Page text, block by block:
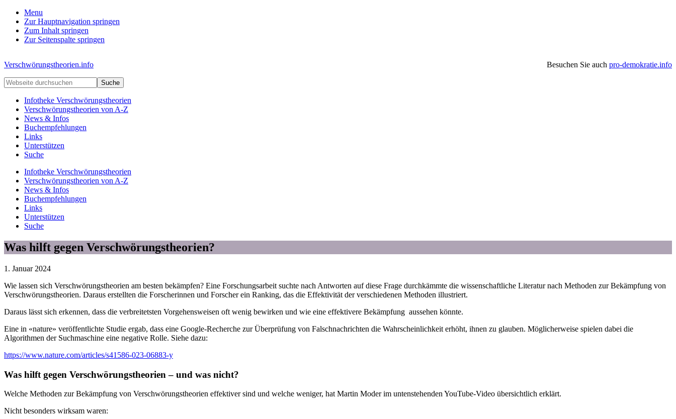
Menu
Zur Hauptnavigation springen
Zum Inhalt springen
Zur Seitenspalte springen
Verschwörungstheorien.info
Beiträge
zu
Merkmalen,
Funktionen
Risiken
konspirationistischen
Denkens
Kopfzeile
rechts
Besuchen Sie auch pro-demokratie.info
Webseite
durchsuchen
Infotheke Verschwörungstheorien
Verschwörungstheorien von A-Z
News & Infos
Buchempfehlungen
Links
Unterstützen
Suche
Infotheke Verschwörungstheorien
Verschwörungstheorien von A-Z
News & Infos
Buchempfehlungen
Links
Unterstützen
Suche
Was hilft gegen Verschwörungstheorien?
1. Januar 2024
Wie lassen sich Verschwörungstheorien am besten bekämpfen? Eine Forschungsarbeit suchte nach Antworten auf diese Frage durchkämmte die wissenschaftliche Literatur nach Methoden zur Bekämpfung von
Verschwörungstheorien. Daraus erstellten die Forscherinnen und Forscher ein Ranking, das die Effektivität der verschiedenen Methoden illustriert.
Daraus lässt sich erkennen, dass die verbreitetsten Vorgehensweisen oft wenig bewirken und wie eine effektivere Bekämpfung aussehen könnte.
Eine in «nature» veröffentlichte Studie ergab, dass eine Google-Recherche zur Überprüfung von Falschnachrichten die Wahrscheinlichkeit erhöht, ihnen zu glauben. Möglicherweise spielen dabei die
Algorithmen der Suchmaschine eine negative Rolle. Siehe dazu:
https://www.nature.com/articles/s41586-023-06883-y
Was hilft gegen Verschwörungstheorien – und was nicht?
Welche Methoden zur Bekämpfung von Verschwörungstheorien effektiver sind und welche weniger, hat Martin Moder im untenstehenden YouTube-Video übersichtlich erklärt.
Nicht besonders wirksam waren: